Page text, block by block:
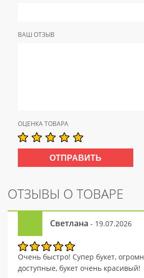
ВАШ ОТЗЫВ
ОЦЕНКА ТОВАРА
ОТЗЫВЫ О ТОВАРЕ
Светлана - 19.07.2026
Очень быстро! Супер букет,
доступные, букет очень красивый!